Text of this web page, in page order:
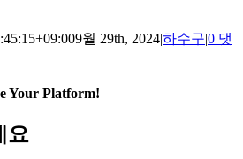
9월 29th, 2024|하수구|0 댓
Your Platform!
요